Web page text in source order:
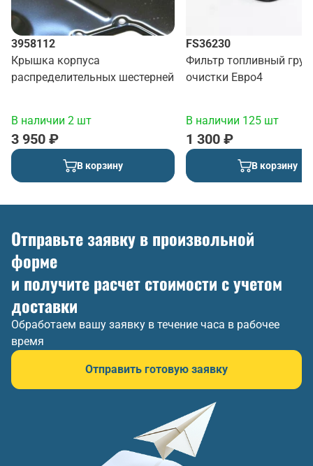
3958112
Крышка корпуса
распределительных шестерней
В наличии 2 шт
3 950 ₽
В корзину
FS36230
Фильтр топливный
очистки Евро4
В наличии 125 шт
1 300 ₽
В корзину
Отправьте заявку в произвольной
форме
и получите расчет стоимости с учетом
доставки
Обработаем вашу заявку в течение часа в рабочее
время
Отправить готовую заявку